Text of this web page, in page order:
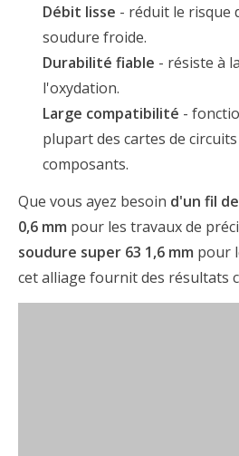
Débit lisse - réduit le risque
soudure froide.
Durabilité fiable - résiste à
l'oxydation.
Large compatibilité -
plupart des cartes de
composants.
Que vous ayez besoin d'un fil
0,6 mm pour les travaux de
soudure super 63 1,6 mm pour
cet alliage fournit des résultats